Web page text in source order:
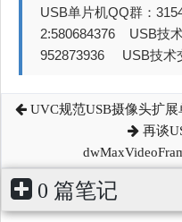
USB单片机QQ群：
2:580684376 USB技
952873936 USB技术
UVC规范USB摄像头扩
再谈
0 篇笔记